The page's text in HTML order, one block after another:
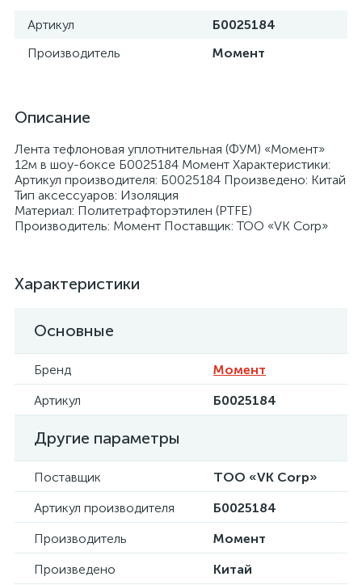
Артикул
Б0025184
Производитель
Момент
Описание
Лента тефлоновая уплотнительная (ФУМ) «Момент»
12м в шоу-боксе Б0025184 Момент Характеристики:
Артикул производителя: Б0025184 Произведено: Китай
Тип аксессуаров: Изоляция
Материал: Политетрафторэтилен (PTFE)
Производитель: Момент Поставщик: ТОО «VK Corp»
Характеристики
Основные
Бренд
Момент
Артикул
Б0025184
Другие параметры
Поставщик
ТОО «VK Corp»
Артикул производителя
Б0025184
Производитель
Момент
Произведено
Китай